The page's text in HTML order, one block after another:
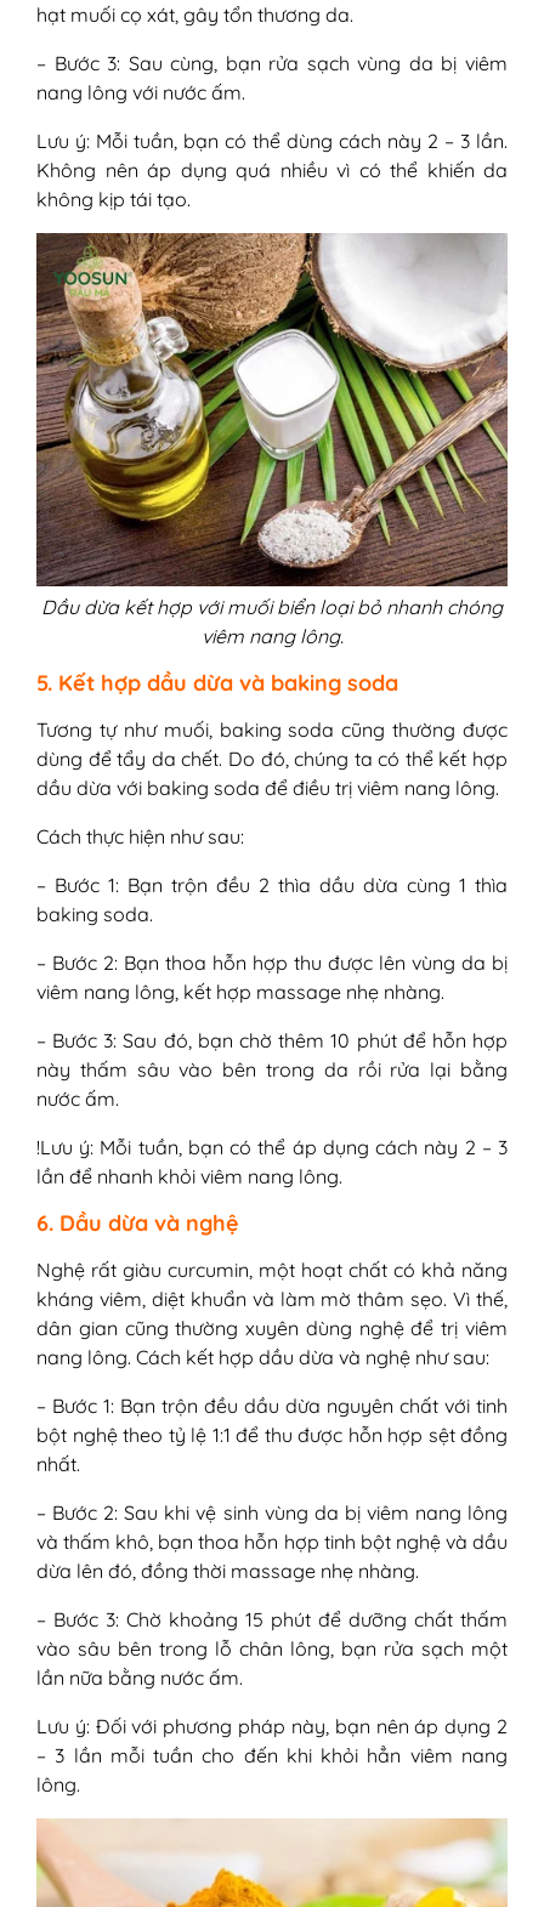
hạt muối cọ xát, gây tổn thương da.
– Bước 3: Sau cùng, bạn rửa sạch vùng da bị viêm
nang lông với nước ấm.
Lưu ý: Mỗi tuần, bạn có thể dùng cách này 2 – 3 lần.
Không nên áp dụng quá nhiều vì có thể khiến da
không kịp tái tạo.
Dầu dừa kết hợp với muối biển loại bỏ nhanh chóng
viêm nang lông.
5. Kết hợp dầu dừa và baking soda
Tương tự như muối, baking soda cũng thường được
dùng để tẩy da chết. Do đó, chúng ta có thể kết hợp
dầu dừa với baking soda để điều trị viêm nang lông.
Cách thực hiện như sau:
– Bước 1: Bạn trộn đều 2 thìa dầu dừa cùng 1 thìa
baking soda.
– Bước 2: Bạn thoa hỗn hợp thu được lên vùng da bị
viêm nang lông, kết hợp massage nhẹ nhàng.
– Bước 3: Sau đó, bạn chờ thêm 10 phút để hỗn hợp
này thấm sâu vào bên trong da rồi rửa lại bằng
nước ấm.
!Lưu ý: Mỗi tuần, bạn có thể áp dụng cách này 2 – 3
lần để nhanh khỏi viêm nang lông.
6. Dầu dừa và nghệ
Nghệ rất giàu curcumin, một hoạt chất có khả năng
kháng viêm, diệt khuẩn và làm mờ thâm sẹo. Vì thế,
dân gian cũng thường xuyên dùng nghệ để trị viêm
nang lông. Cách kết hợp dầu dừa và nghệ như sau:
– Bước 1: Bạn trộn đều dầu dừa nguyên chất với tinh
bột nghệ theo tỷ lệ 1:1 để thu được hỗn hợp sệt đồng
nhất.
– Bước 2: Sau khi vệ sinh vùng da bị viêm nang lông
và thấm khô, bạn thoa hỗn hợp tinh bột nghệ và dầu
dừa lên đó, đồng thời massage nhẹ nhàng.
– Bước 3: Chờ khoảng 15 phút để dưỡng chất thấm
vào sâu bên trong lỗ chân lông, bạn rửa sạch một
lần nữa bằng nước ấm.
Lưu ý: Đối với phương pháp này, bạn nên áp dụng 2
– 3 lần mỗi tuần cho đến khi khỏi hẳn viêm nang
lông.